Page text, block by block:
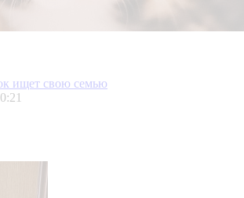
ищет свою семью